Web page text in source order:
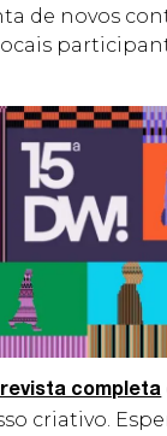
de novos
completa
criativo.